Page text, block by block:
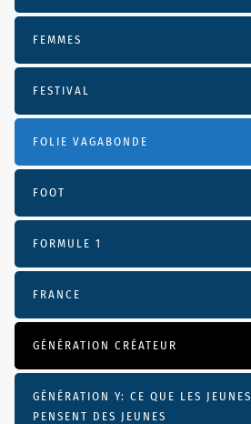
FEMMES
FESTIVAL
FOLIE VAGABONDE
FOOT
FORMULE 1
FRANCE
GÉNÉRATION CRÉATEUR
GÉNÉRATION Y: CE QUE LES JEUNES
PENSENT DES JEUNES